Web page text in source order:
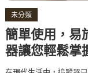
未分類
簡單使用，易
器讓您輕鬆掌